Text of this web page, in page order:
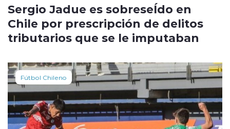
Sergio Jadue es sobreseÍdo en
Chile por prescripción de delitos
tributarios que se le imputaban
Fútbol Chileno